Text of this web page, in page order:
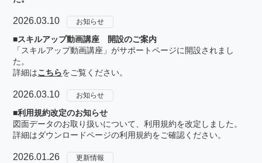
2026.03.10 お知らせ
■スキルアップ動画講座 開設のご案内
「スキルアップ動画講座」がサポートページに開設されまし
た。
詳細はこちらをご覧ください。
2026.03.10 お知らせ
■利用規約改定のお知らせ
図面データのお取り扱いについて、利用規約を改定しました。
詳細はダウンロードページの利用規約をご確認ください。
2026.01.26 更新情報